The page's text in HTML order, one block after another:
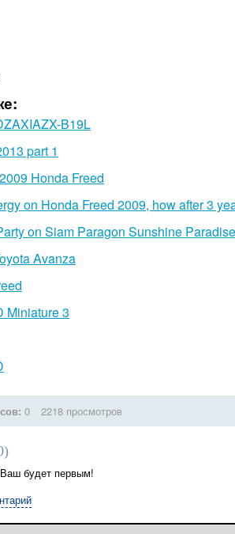
B19L
part 1
Honda Freed
on Honda Freed 2009, how after 3
on Siam Paragon Sunshine
Avanza
Miniature 3
0 2218 просмотров
)
будет первым!